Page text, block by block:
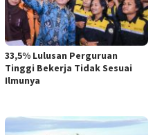
33,5% Lulusan Perguruan
Tinggi Bekerja Tidak Sesuai
Ilmunya